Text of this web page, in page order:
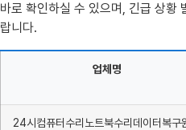
바로 확인하실 수 있으며, 긴급 상황
랍니다.
업체명
24시컴퓨터수리노트북수리데이터복구